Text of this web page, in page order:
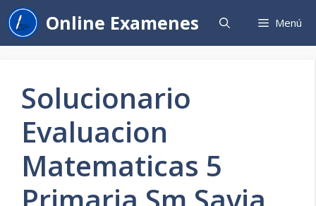
Saltar
al
contenido
Online Examenes Menú
Solucionario
Evaluacion
Matematicas 5